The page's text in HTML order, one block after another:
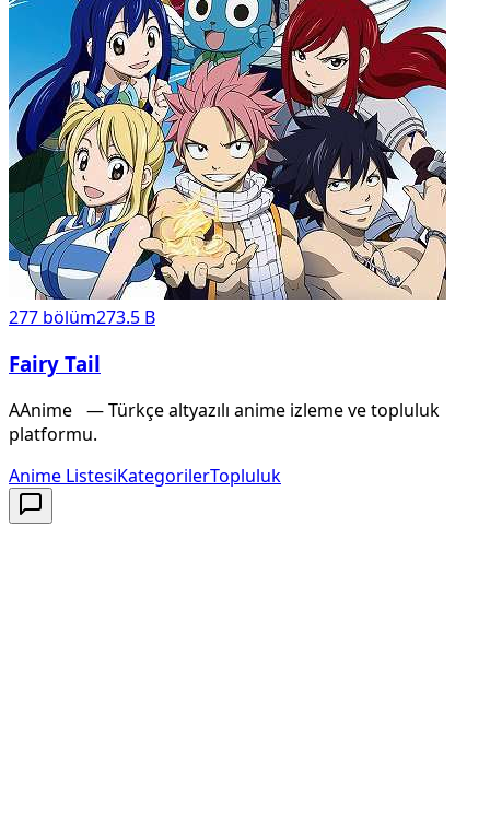
277 bölüm273.5 B
Fairy Tail
AAnime — Türkçe altyazılı anime izleme ve topluluk
platformu.
Anime ListesiKategorilerTopluluk